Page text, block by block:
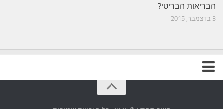
הבריאות הבריטי?
3 בדצמבר, 2015